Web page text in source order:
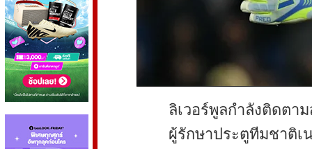
ลิเวอร์พูลกำลังติดตา
ผู้รักษาประตูทีมชาติเ